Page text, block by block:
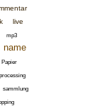
live
mp3
name
Papier
processing
sammlung